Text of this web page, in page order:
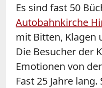
Es sind fast 50
Autobahnkirche
mit Bitten, Klagen
Die Besucher der
Emotionen von
Fast 25 Jahre